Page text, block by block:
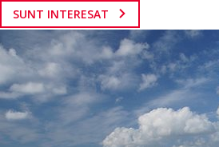
SUNT INTERESAT